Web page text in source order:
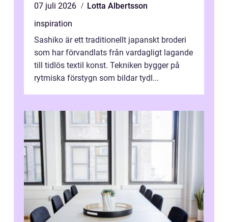
07 juli 2026
Lotta Albertsson
inspiration
Sashiko är ett traditionellt japanskt broderi
som har förvandlats från vardagligt lagande
till tidlös textil konst. Tekniken bygger på
rytmiska förstygn som bildar tydl...